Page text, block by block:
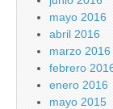
mayo 2016
abril 2016
marzo 2016
febrero
enero 2016
mayo 2015